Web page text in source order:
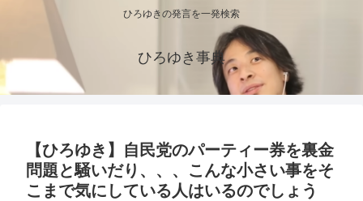
ひろゆきの発言を一発検索
ひろゆき事典
【ひろゆき】自民党のパーティー券を裏金
問題と騒いだり、、、こんな小さい事をそ
こまで気にしている人はいるのでしょう